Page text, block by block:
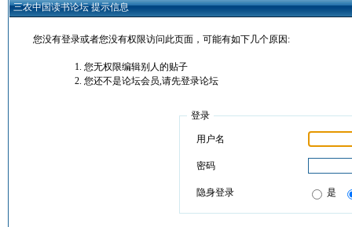
三农中国读书论坛 提示信息
您没有登录或者您没有权限访问此页面，可能有如下几个原因:
您无权限编辑别人的贴子
您还不是论坛会员,请先登录论坛
登录
用户名
密码
隐身登录 是